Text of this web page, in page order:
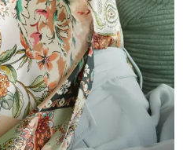
mini
T-zone
go
bag
aging skincare
devices
device for young skin
therapy
sonic toothbrush
anti-aging
scalp massager
肌肤年轻化
NEW
Red Light Therapy
预计送达日期12/8/26
预计送达日期16/8/26
预计送达日期12/8/26
预计送达日期 13/8/26